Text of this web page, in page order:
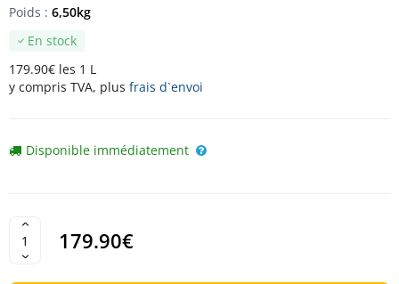
En stock
179.90€ les 1 L
y compris TVA, plus frais d`envoi
Poids : 6,50kg
Disponible immédiatement
179.90€